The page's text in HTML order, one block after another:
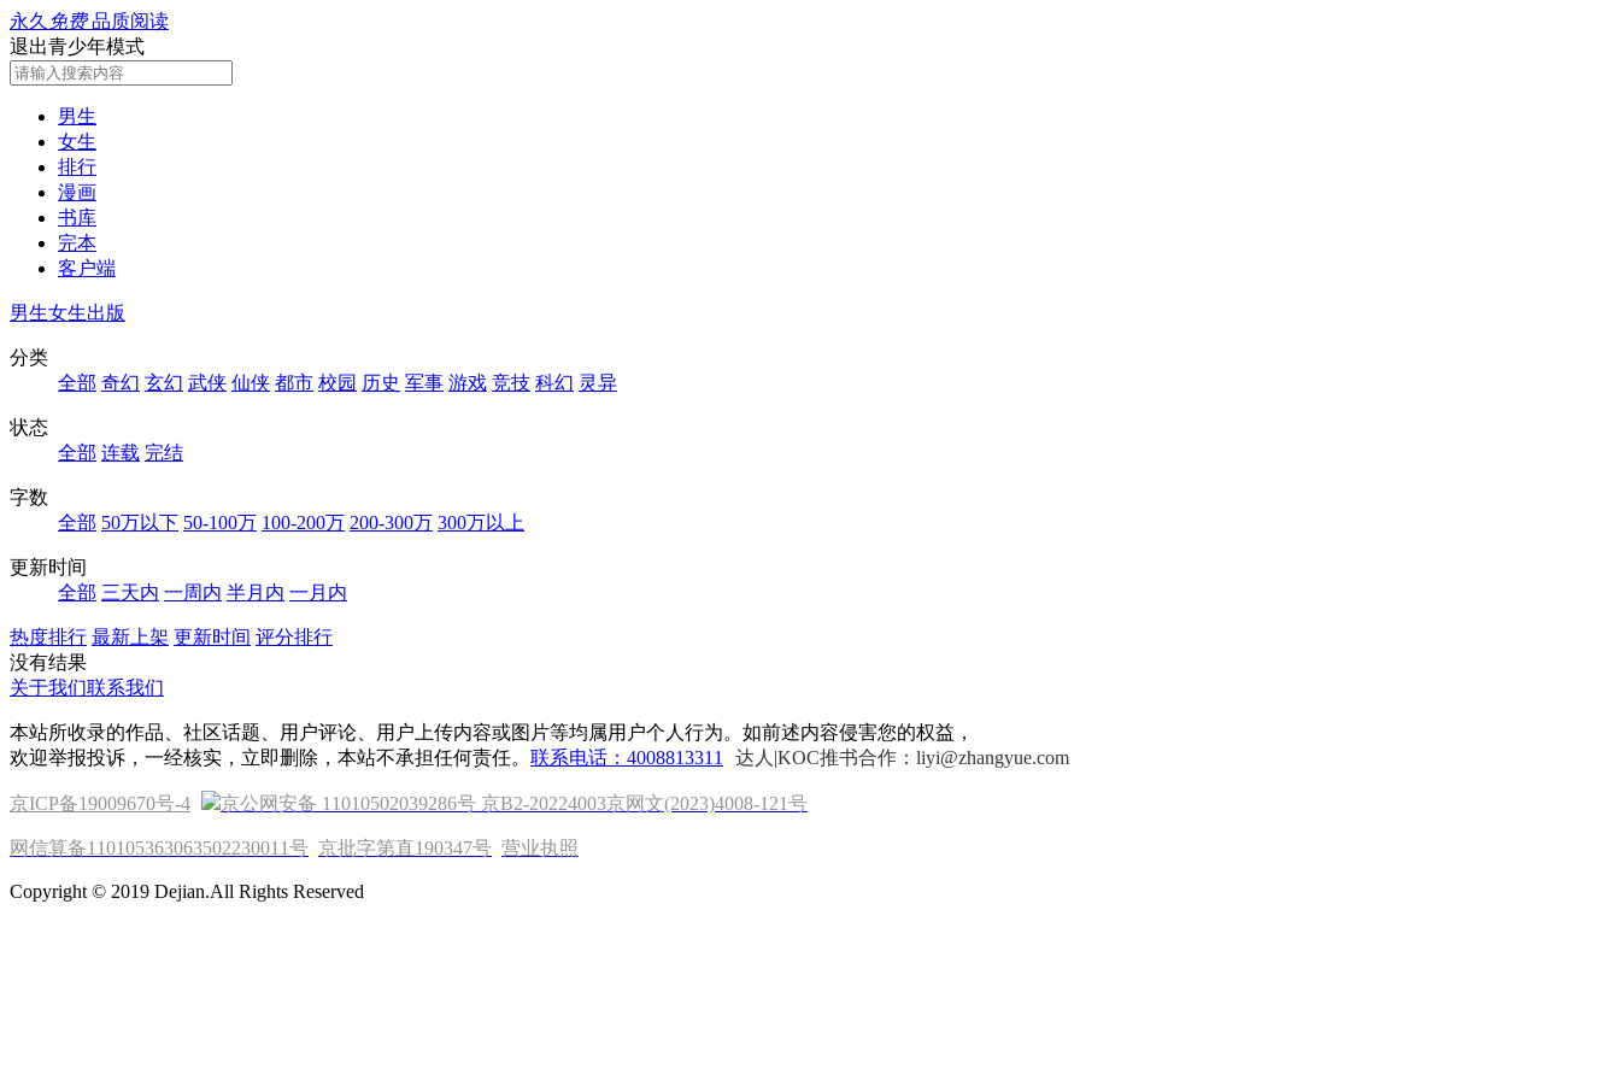
永久 免费品质阅读
退出青少年模式
男生
女生
排行
漫画
书库
完本
客户端
男生女生出版
分类
全部 奇幻 玄幻 武侠 仙侠 都市 校园 历史 军事 游戏 竞技 科幻 灵异
状态
全部 连载 完结
字数
全部 50万以下 50-100万 100-200万 200-300万 300万以上
更新时间
全部 三天内 一周内 半月内 一月内
热度排行 最新上架 更新时间 评分排行
没有结果
关于我们联系我们
本站所收录的作品、社区话题、用户评论、用户上传内容或图片等均属用户个人行为。如前述内容侵害您的权益，
欢迎举报投诉，一经核实，立即删除，本站不承担任何责任。 联系电话：4008813311 达人|KOC推书合作：liyi@zhangyue.com
京ICP备19009670号-4 京公网安备 11010502039286号 京B2-20224003京网文(2023)4008-121号
网信算备110105363063502230011号 京批字第直190347号 营业执照
Copyright © 2019 Dejian.All Rights Reserved